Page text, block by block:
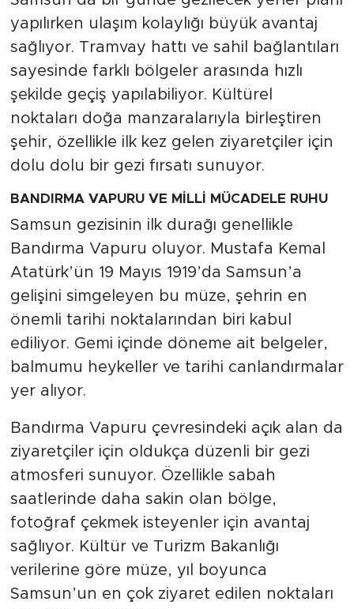
yapılırken ulaşım kolaylığı büyük avantaj
sağlıyor. Tramvay hattı ve sahil bağlantıları
sayesinde farklı bölgeler arasında hızlı
şekilde geçiş yapılabiliyor. Kültürel
noktaları doğa manzaralarıyla birleştiren
şehir, özellikle ilk kez gelen ziyaretçiler için
dolu dolu bir gezi fırsatı sunuyor.
BANDIRMA VAPURU VE MİLLİ MÜCADELE RUHU
Samsun gezisinin ilk durağı genellikle
Bandırma Vapuru oluyor. Mustafa Kemal
Atatürk’ün 19 Mayıs 1919’da Samsun’a
gelişini simgeleyen bu müze, şehrin en
önemli tarihi noktalarından biri kabul
ediliyor. Gemi içinde döneme ait belgeler,
balmumu heykeller ve tarihi canlandırmalar
yer alıyor.
Bandırma Vapuru çevresindeki açık alan da
ziyaretçiler için oldukça düzenli bir gezi
atmosferi sunuyor. Özellikle sabah
saatlerinde daha sakin olan bölge,
fotoğraf çekmek isteyenler için avantaj
sağlıyor. Kültür ve Turizm Bakanlığı
verilerine göre müze, yıl boyunca
Samsun’un en çok ziyaret edilen noktaları